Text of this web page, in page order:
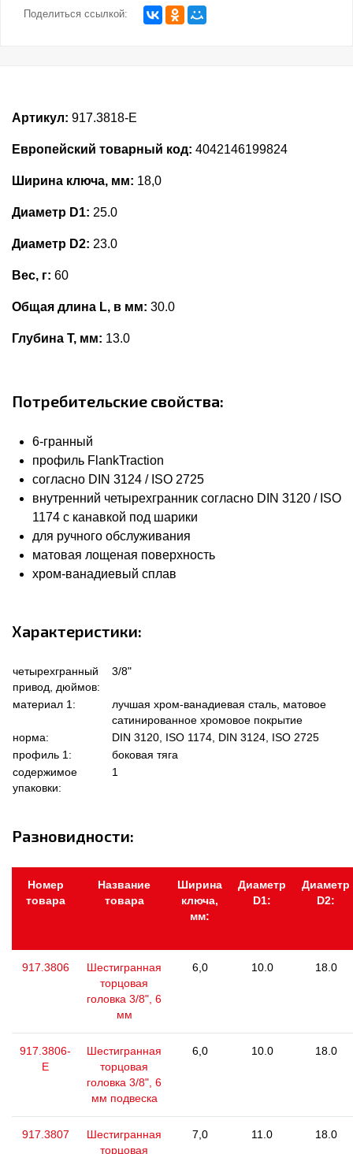
Поделиться ссылкой:
Артикул: 917.3818-E
Европейский товарный код: 4042146199824
Ширина ключа, мм: 18,0
Диаметр D1: 25.0
Диаметр D2: 23.0
Вес, г: 60
Общая длина L, в мм: 30.0
Глубина Т, мм: 13.0
Потребительские свойства:
6-гранный
профиль FlankTraction
согласно DIN 3124 / ISO 2725
внутренний четырехгранник согласно DIN 3120 / ISO
1174 с канавкой под шарики
для ручного обслуживания
матовая лощеная поверхность
хром-ванадиевый сплав
Характеристики:
четырехгранный
привод, дюймов:
3/8"
материал 1:
лучшая хром-ванадиевая сталь, матовое
сатинированное хромовое покрытие
норма:
DIN 3120, ISO 1174, DIN 3124, ISO 2725
профиль 1:
боковая тяга
содержимое
упаковки:
1
Разновидности:
Номер
товара
Название
товара
Ширина
ключа,
мм:
Диаметр
D1:
Диаметр
D2:
917.3806
Шестигранная
торцовая
головка 3/8", 6
мм
6,0 10.0 18.0
917.3806-
E
Шестигранная
торцовая
головка 3/8", 6
мм подвеска
6,0 10.0 18.0
917.3807
Шестигранная
торцовая
7,0 11.0 18.0